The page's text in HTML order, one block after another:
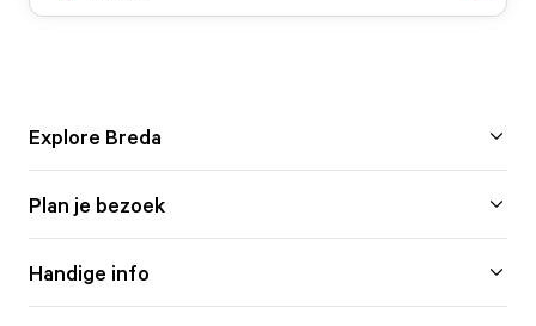
Explore Breda
Plan je bezoek
Handige info